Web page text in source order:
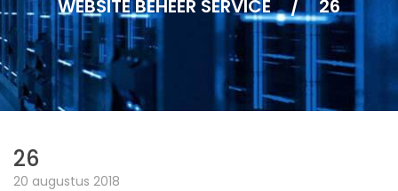
WEBSITE BEHEER SERVICE
/ 26
26
20 augustus 2018